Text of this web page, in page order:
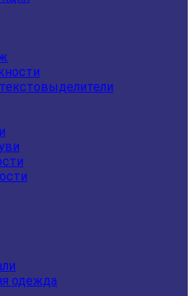
одежда